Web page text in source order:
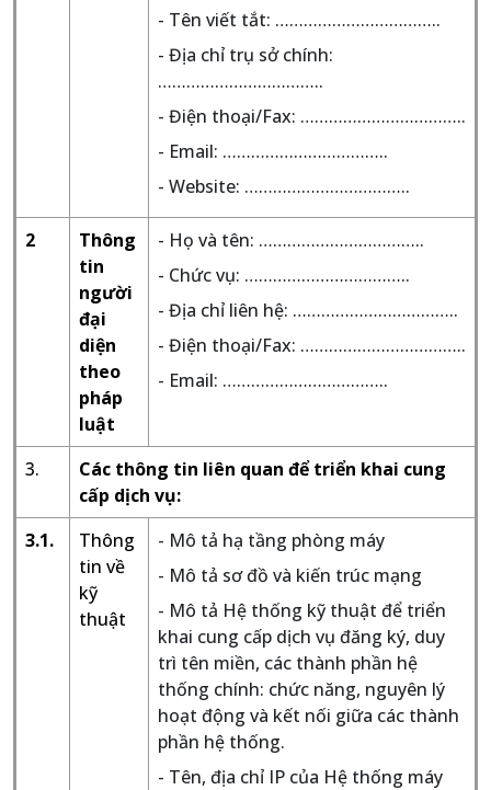
- Tên viết tắt: ……………………………..
- Địa chỉ trụ sở chính:
……………………………..
- Điện thoại/Fax: ……………………………..
- Email: ……………………………..
- Website: ……………………………..
2
Thông
tin
người
đại
diện
theo
pháp
luật
- Họ và tên: ……………………………..
- Chức vụ: ……………………………..
- Địa chỉ liên hệ: ……………………………..
- Điện thoại/Fax: ……………………………..
- Email: ……………………………..
3.
Các thông tin liên quan để triển khai cung
cấp dịch vụ:
3.1.
Thông
tin về
kỹ
thuật
- Mô tả hạ tầng phòng máy
- Mô tả sơ đồ và kiến trúc mạng
- Mô tả Hệ thống kỹ thuật để triển
khai cung cấp dịch vụ đăng ký, duy
trì tên miền, các thành phần hệ
thống chính: chức năng, nguyên lý
hoạt động và kết nối giữa các thành
phần hệ thống.
- Tên, địa chỉ IP của Hệ thống máy